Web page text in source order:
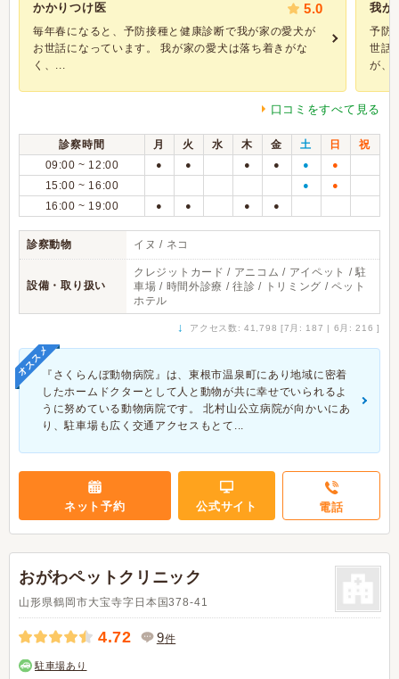
かかりつけ医 5.0
毎年春になると、予防接種と健康診断で我が家の愛犬が
お世話になっています。 我が家の愛犬は落ち着きがな
く、...
我が
予防
世話
が、
口コミをすべて見る
診察時間 月 火 水 木 金 土 日
祝
09:00 ~ 12:00
● ● ● ● ● ●
15:00 ~ 16:00 ● ●
16:00 ~ 19:00 ● ● ● ●
診察動物 イヌ / ネコ
設備・取り扱い
クレジットカード / アニコム / アイペット / 駐
車場 / 時間外診療 / 往診 / トリミング / ペット
ホテル
↓ アクセス数: 41,798 [7月: 187 | 6月: 216 ]
オススメ『さくらんぼ動物病院』は、東根市温泉町にあり地域に密着
したホームドクターとして人と動物が共に幸せでいられるよ
うに努めている動物病院です。 北村山公立病院が向かいにあ
り、駐車場も広く交通アクセスもとて...
ネット予約 公式サイト 電話
おがわペットクリニック
山形県鶴岡市大宝寺字日本国378-41
4.72 9件
駐車場あり